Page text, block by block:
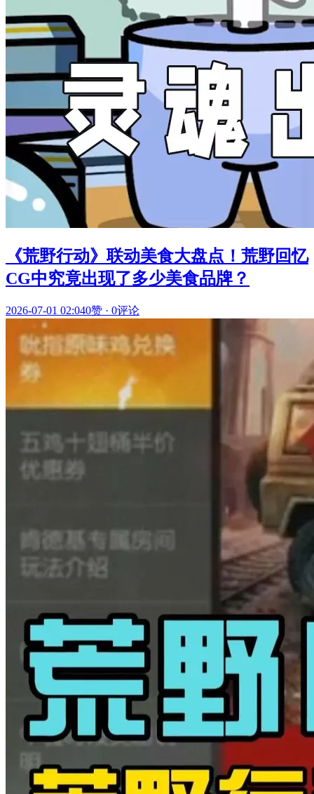
《荒野行动》联动美食大盘点！荒野回忆
CG中究竟出现了多少美食品牌？
2026-07-01 02:040赞 · 0评论